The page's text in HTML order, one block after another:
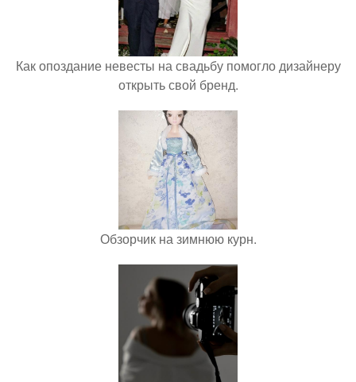
Как опоздание невесты на свадьбу помогло дизайнеру
открыть свой бренд.
Обзорчик на зимнюю курн.